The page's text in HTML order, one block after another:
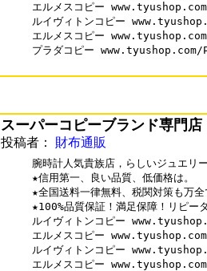
エルメスコピー
ルイヴィトンコピー
エルメスコピー
プラダコピー
スーパーコピーブランド専門店
投稿者： 財布通販
腕時計人気貴族店，らしいジュエリ
★信用第一、良い品質、低価格は。
★全国送料一律無料、税関対策も万全
★100%品質保証！満足保障！リピー
ルイヴィトンコピー
エルメスコピー
ルイヴィトンコピー
エルメスコピー